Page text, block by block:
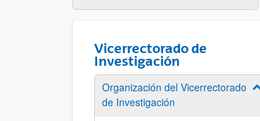
Vicerrectorado de
Investigación
Organización del Vicerrectorado
de Investigación